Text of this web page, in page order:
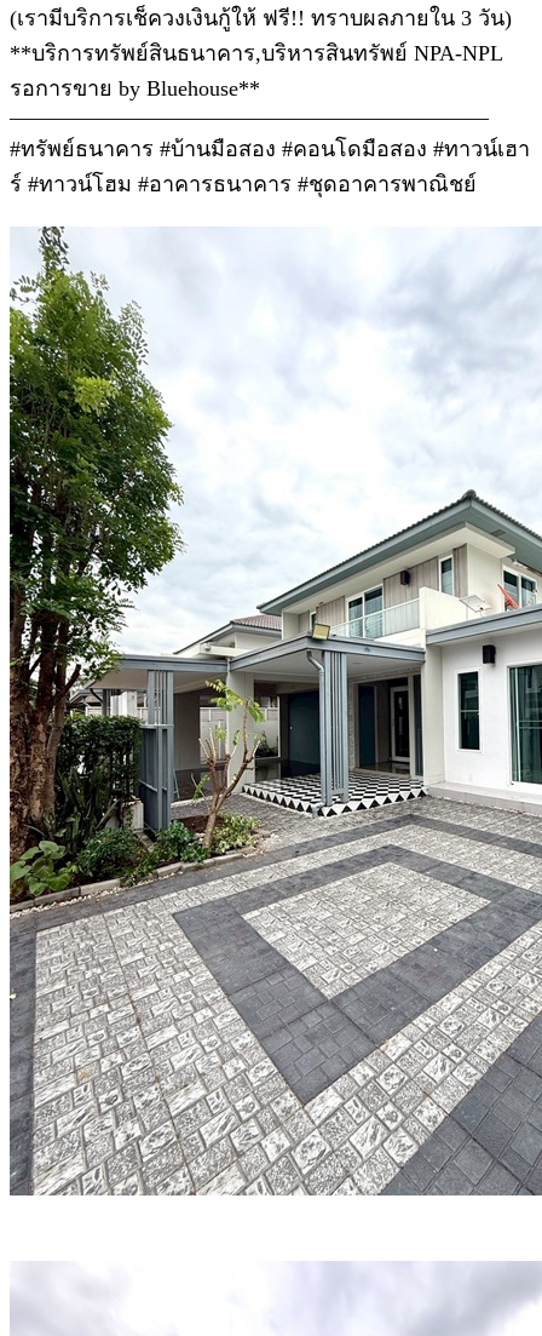
(เรามีบริการเช็ควงเงินกู้ให้ ฟรี!! ทราบผลภายใน 3 วัน)
**บริการทรัพย์สินธนาคาร,บริหารสินทรัพย์ NPA-NPL
รอการขาย by Bluehouse**
——————————————————————
#ทรัพย์ธนาคาร #บ้านมือสอง #คอนโดมือสอง #ทาวน์เฮา
ร์ #ทาวน์โฮม #อาคารธนาคาร #ชุดอาคารพาณิชย์